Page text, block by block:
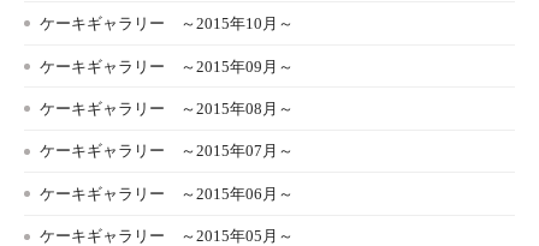
ケーキギャラリー ～2015年10月～
ケーキギャラリー ～2015年09月～
ケーキギャラリー ～2015年08月～
ケーキギャラリー ～2015年07月～
ケーキギャラリー ～2015年06月～
ケーキギャラリー ～2015年05月～